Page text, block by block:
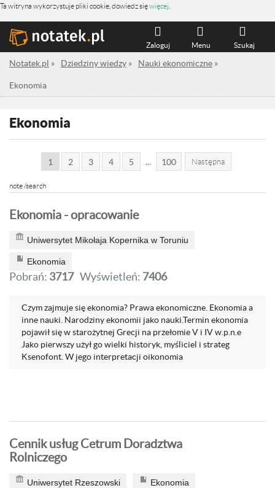
Ta witryna wykorzystuje pliki cookie, dowiedz sięwięcej
Szukaj
Menu
Zaloguj
Notatek.pl » Dziedziny wiedzy » Nauki ekonomiczne »
Ekonomia
Ekonomia
1 2 3 4 5 100 Następna
note /search
Ekonomia - opracowanie
Uniwersytet Mikołaja Kopernika w Toruniu
Ekonomia
Pobrań: 3717 Wyświetleń: 7406
Czym zajmuje się ekonomia? Prawa ekonomiczne. Ekonomia a
inne nauki. Narodziny ekonomii jako nauki.Termin ekonomia
pojawił się w starożytnej Grecji na przełomie V i IV w.p.n.e
Jako pierwszy użył go wielki historyk, myśliciel i strateg
Ksenofont. W jego interpretacji oikonomia
Cennik usług Cetrum Doradztwa
Rolniczego
Uniwersytet Rzeszowski Ekonomia